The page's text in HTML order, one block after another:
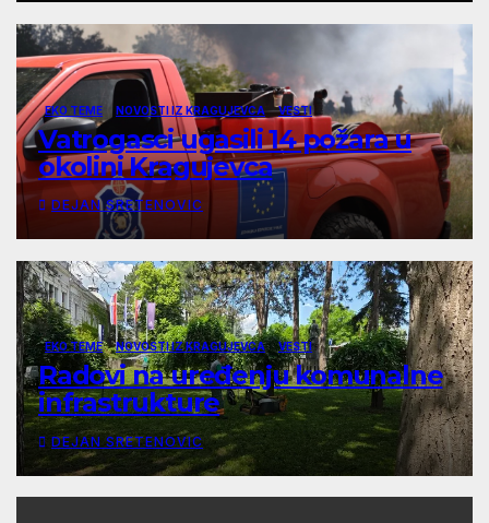
EKO TEME NOVOSTI IZ KRAGUJEVCA VESTI
Vatrogasci ugasili 14 požara u
okolini Kragujevca
DEJAN SRETENOVIC
EKO TEME NOVOSTI IZ KRAGUJEVCA VESTI
Radovi na uređenju komunalne
infrastrukture
DEJAN SRETENOVIC